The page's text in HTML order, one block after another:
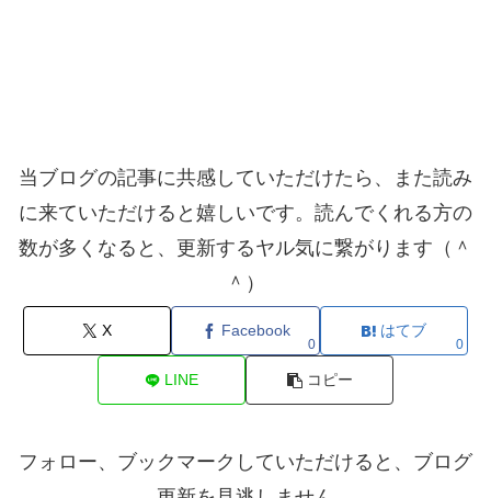
当ブログの記事に共感していただけたら、また読み
に来ていただけると嬉しいです。読んでくれる方の
数が多くなると、更新するヤル気に繋がります（＾
＾）
X Facebook
0
はてブ
0
LINE コピー
フォロー、ブックマークしていただけると、ブログ